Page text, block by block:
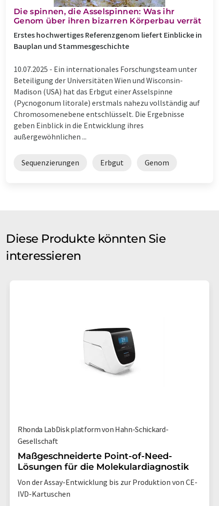
Die spinnen, die Asselspinnen: Was ihr
Genom über ihren bizarren Körperbau verrät
Erstes hochwertiges Referenzgenom liefert Einblicke in
Bauplan und Stammesgeschichte
10.07.2025 - Ein internationales Forschungsteam unter
Beteiligung der Universitäten Wien und Wisconsin-
Madison (USA) hat das Erbgut einer Asselspinne
(Pycnogonum litorale) erstmals nahezu vollständig auf
Chromosomenebene entschlüsselt. Die Ergebnisse
geben Einblick in die Entwicklung ihres
außergewöhnlichen ...
Sequenzierungen Erbgut Genom
Diese Produkte könnten Sie
interessieren
Rhonda LabDisk platform von Hahn-Schickard-
Gesellschaft
Maßgeschneiderte Point-of-Need-
Lösungen für die Molekulardiagnostik
Von der Assay-Entwicklung bis zur Produktion von CE-
IVD-Kartuschen